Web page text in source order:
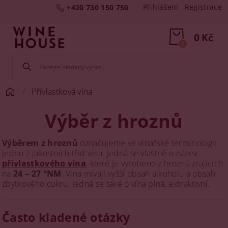
+420 730 150 750 Přihlášení Registrace
0 Kč
0
Přívlastková vína
Výběr z hroznů
Výběrem z hroznů označujeme ve vinařské terminologii
jednu z jakostních tříd vína. Jedná se vlastně o název
přívlastkového vína, které je vyrobeno z hroznů zrajících
na 24 – 27 °NM . Vína mívají vyšší obsah alkoholu a obsah
zbytkového cukru. Jedná se také o vína plná, extraktivní.
Často kladené otázky